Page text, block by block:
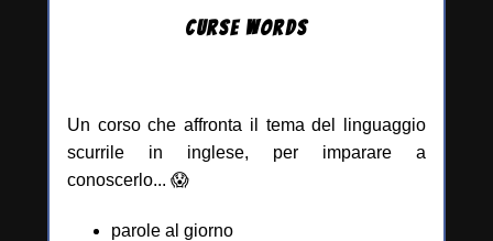
CURSE WORDS
Un corso che affronta il tema del linguaggio
scurrile in inglese, per imparare a
conoscerlo... 😱
parole al giorno